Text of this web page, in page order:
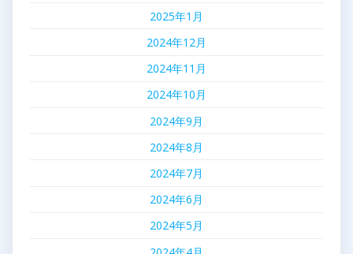
2025年1月
2024年12月
2024年11月
2024年10月
2024年9月
2024年8月
2024年7月
2024年6月
2024年5月